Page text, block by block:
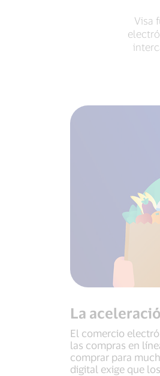
Visa
La
El comercio
las compras en
comprar para
digital exige que